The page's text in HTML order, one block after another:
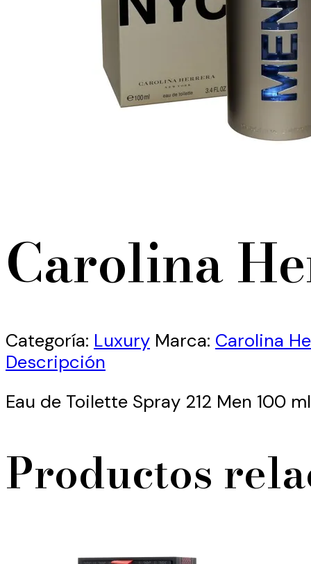
Carolina
Categoría: Luxury Marca: Carolina
Descripción
Eau de Toilette Spray 212 Men 100 ml
Productos